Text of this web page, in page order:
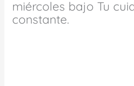
miércoles bajo Tu
constante.